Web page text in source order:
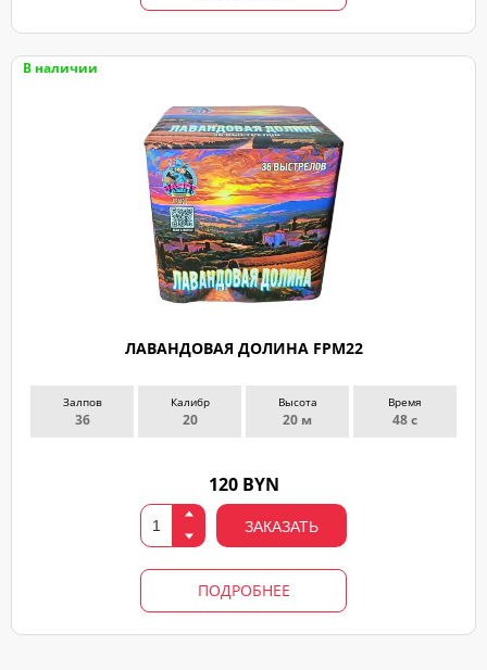
В наличии
ЛАВАНДОВАЯ ДОЛИНА FPM22
Залпов
36
Калибр
20
Высота
20 м
Время
48 с
120 BYN
ЗАКАЗАТЬ
ПОДРОБНЕЕ